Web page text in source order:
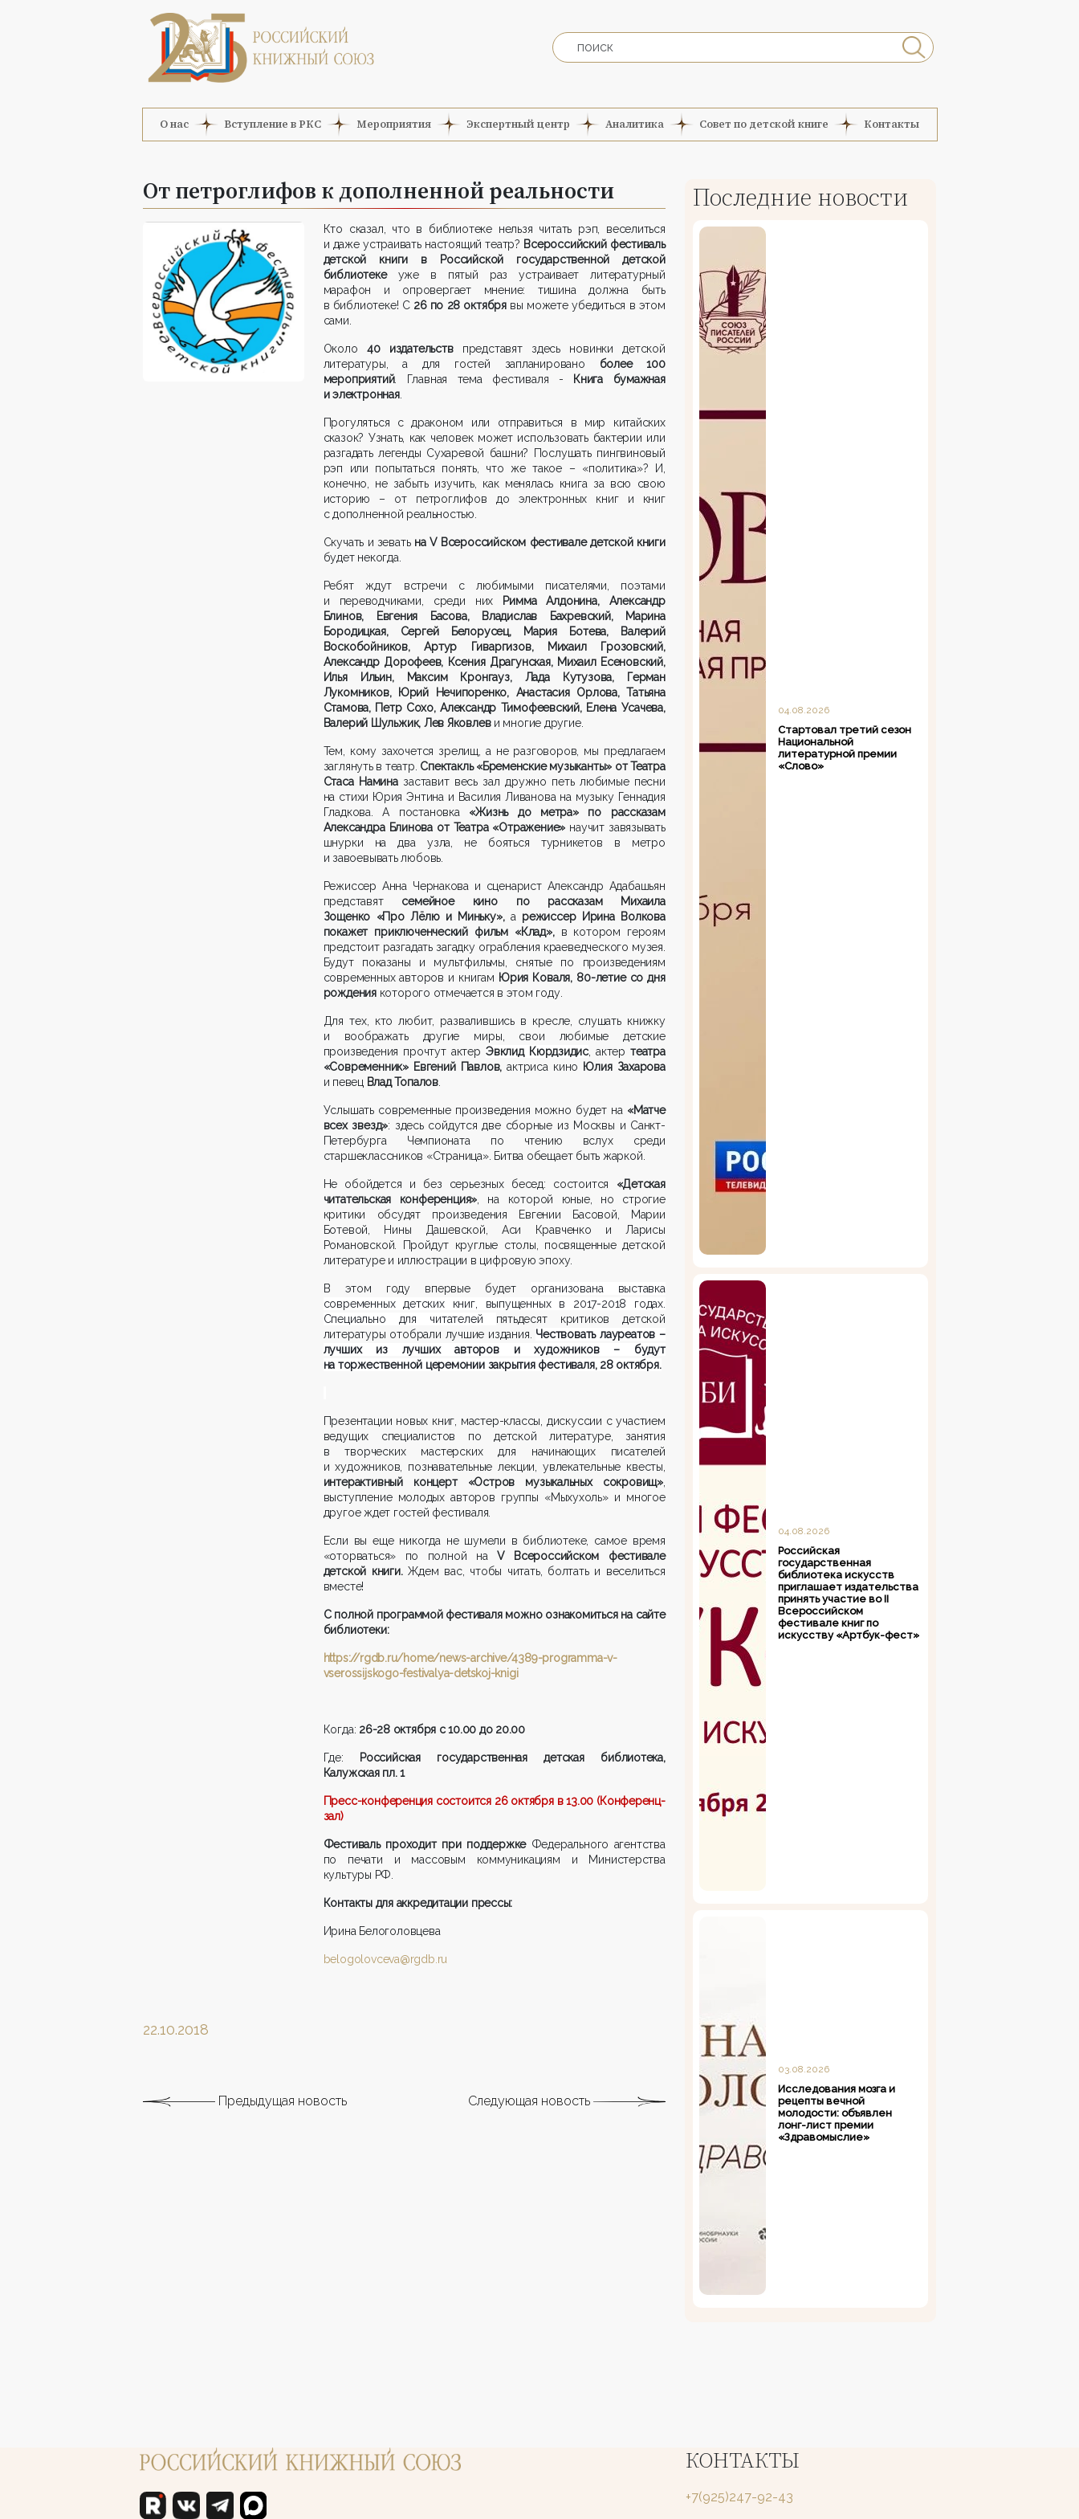
О нас Вступление в РКС Мероприятия Экспертный центр Аналитика Совет по детской книге Контакты
От петроглифов к дополненной реальности
Кто сказал, что в библиотеке нельзя читать рэп, веселиться
и даже устраивать настоящий театр? Всероссийский фестиваль
детской книги в Российской государственной детской
библиотеке уже в пятый раз устраивает литературный
марафон и опровергает мнение: тишина должна быть
в библиотеке! С 26 по 28 октябрявы можете убедиться в этом
сами.
Около 40 издательствпредставят здесь новинки детской
литературы, а для гостей запланировано более 100
мероприятий. Главная тема фестиваля - Книга бумажная
и электронная.
Прогуляться с драконом или отправиться в мир китайских
сказок? Узнать, как человек может использовать бактерии или
разгадать легенды Сухаревой башни? Послушать пингвиновый
рэп или попытаться понять, что же такое – «политика»? И,
конечно, не забыть изучить, как менялась книга за всю свою
историю – от петроглифов до электронных книг и книг
с дополненной реальностью.
Скучать и зевать на VВсероссийском фестивале детской книги
будет некогда.
Ребят ждут встречи с любимыми писателями, поэтами
и переводчиками, среди них Римма Алдонина, Александр
Блинов, Евгения Басова, Владислав Бахревский, Марина
Бородицкая, Сергей Белорусец, Мария Ботева, Валерий
Воскобойников, Артур Гиваргизов, Михаил Грозовский,
Александр Дорофеев, Ксения Драгунская, Михаил Есеновский,
Илья Ильин, Максим Кронгауз, Лада Кутузова, Герман
Лукомников, Юрий Нечипоренко, Анастасия Орлова, Татьяна
Стамова, Петр Сохо, Александр Тимофеевский, Елена Усачева,
Валерий Шульжик, Лев Яковлеви многие другие.
Тем, кому захочется зрелищ, а не разговоров, мы предлагаем
заглянуть в театр. Спектакль «Бременские музыканты» от Театра
Стаса Наминазаставит весь зал дружно петь любимые песни
на стихи Юрия Энтина и Василия Ливанова на музыку Геннадия
Гладкова. А постановка «Жизнь до метра» по рассказам
Александра Блинова от Театра «Отражение» научит завязывать
шнурки на два узла, не бояться турникетов в метро
и завоевывать любовь.
Режиссер Анна Чернакова и сценарист Александр Адабашьян
представят семейное кино по рассказам Михаила
Зощенко «Про Лёлю и Миньку», а режиссер Ирина Волкова
покажет приключенческий фильм «Клад», в котором героям
предстоит разгадать загадку ограбления краеведческого музея.
Будут показаны и мультфильмы, снятые по произведениям
современных авторов и книгам Юрия Коваля, 80-летие со дня
рождениякоторого отмечается в этом году.
Для тех, кто любит, развалившись в кресле, слушать книжку
и воображать другие миры, свои любимые детские
произведения прочтут актерЭвклид Кюрдзидис, актертеатра
«Современник» Евгений Павлов,актриса кино Юлия Захарова
и певец Влад Топалов
Услышать современные произведения можно будет на «Матче
всех звезд»: здесь сойдутся две сборные из Москвы и Санкт-
Петербурга Чемпионата по чтению вслух среди
старшеклассников «Страница». Битва обещает быть жаркой.
Не обойдется и без серьезных бесед: состоится «Детская
читательская конференция» , на которой юные, но строгие
критики обсудят произведения Евгении Басовой, Марии
Ботевой, Нины Дашевской, Аси Кравченко и Ларисы
Романовской. Пройдут круглые столы, посвященные детской
литературе и иллюстрации в цифровую эпоху.
В этом году впервые будет организована выставка
современных детских книг, выпущенных в 2017-2018 годах.
Специально для читателей пятьдесят критиков детской
литературы отобрали лучшие издания. Чествовать лауреатов –
лучших из лучших авторов и художников – будут
на торжественной церемонии закрытия фестиваля, 28 октября.
Презентации новых книг, мастер-классы, дискуссии с участием
ведущих специалистов по детской литературе, занятия
в творческих мастерских для начинающих писателей
и художников, познавательные лекции, увлекательные квесты,
интерактивный концерт «Остров музыкальных сокровищ»
выступление молодых авторов группы «Мыхухоль» и многое
другое ждет гостей фестиваля.
Если вы еще никогда не шумели в библиотеке, самое время
«оторваться» по полной на V
Всероссийском фестивале
детской книги.Ждем вас, чтобы читать, болтать и веселиться
вместе!
С полной программой фестиваля можно ознакомиться на сайте
библиотеки:
https://rgdb.ru/home/news-archive/4389-programma-v-
vserossijskogo-festivalya-detskoj-knigi
Когда: 26-28 октября с 10.00 до 20.00
Где: Российская государственная детская библиотека,
Калужская пл. 1
Пресс-конференция состоится 26 октября в 13.00 (Конференц-
зал)
Фестиваль проходит при поддержке Федерального агентства
по печати и массовым коммуникациям и Министерства
культуры РФ.
Контакты для аккредитации прессы:
Ирина Белоголовцева
belogolovceva@rgdb.ru
22.10.2018
Предыдущая новость Следующая новость
Последние новости
04.08.2026
Стартовал третий сезон
Национальной
литературной премии
«Слово»
04.08.2026
Российская
государственная
библиотека искусств
приглашает издательства
принять участие во II
Всероссийском
фестивале книг по
искусству «Артбук-фест»
03.08.2026
Исследования мозга и
рецепты вечной
молодости: объявлен
лонг-лист премии
«Здравомыслие»
КОНТАКТЫ
+7(925)247-92-43